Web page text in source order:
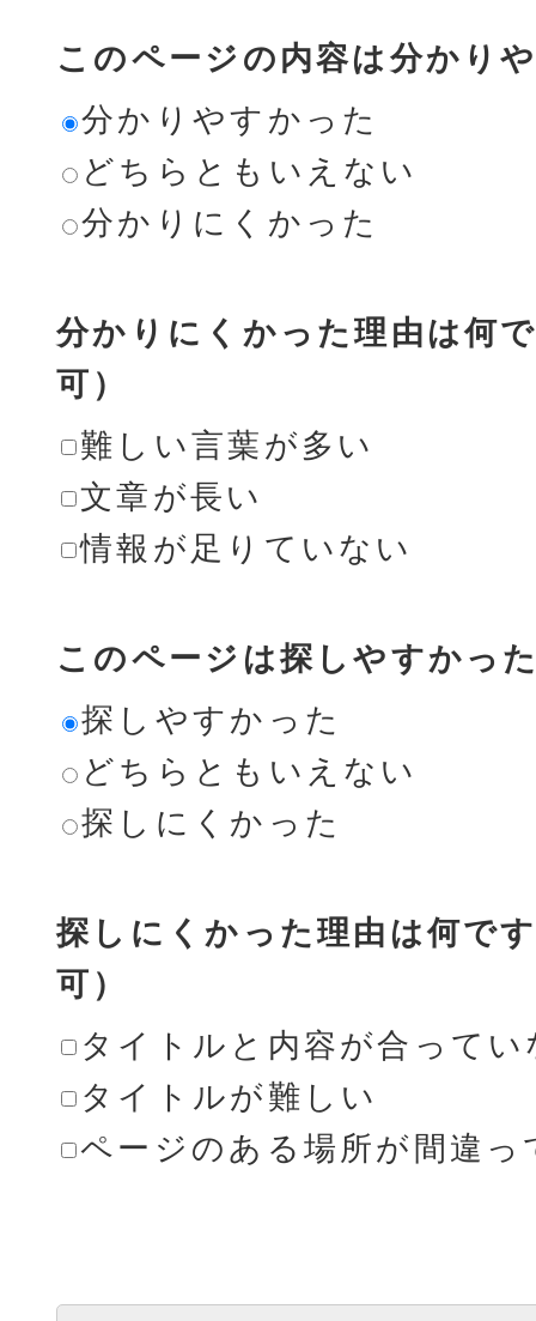
このページの内容は分かり
分かりやすかった
どちらともいえない
分かりにくかった
分かりにくかった理由は何
可）
難しい言葉が多い
文章が長い
情報が足りていない
このページは探しやすかっ
探しやすかった
どちらともいえない
探しにくかった
探しにくかった理由は何で
可）
タイトルと内容が合ってい
タイトルが難しい
ページのある場所が間違っ